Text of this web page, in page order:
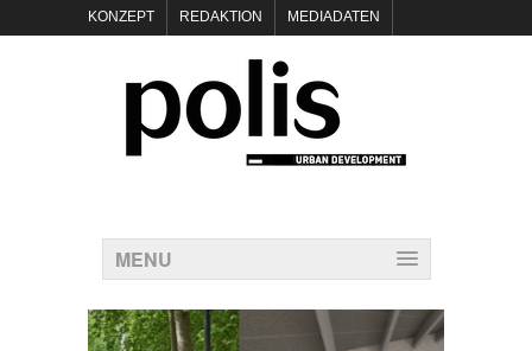
KONZEPT REDAKTION MEDIADATEN
POLIS KEYNOTES
KONTAKT DATENSCHUTZ IMPRESSUM
MENU